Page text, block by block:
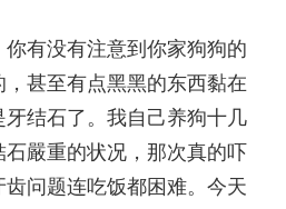
有没有注意到你家狗狗的
甚至有点黑黑的东西黏在
结石了。我自己养狗十几
嚴重的状况，那次真的吓
问题连吃饭都困难。今天